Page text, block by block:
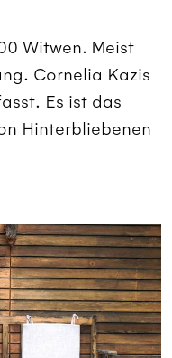
Witwen. Meist
Cornelia Kazis
Es ist das
Hinterbliebenen